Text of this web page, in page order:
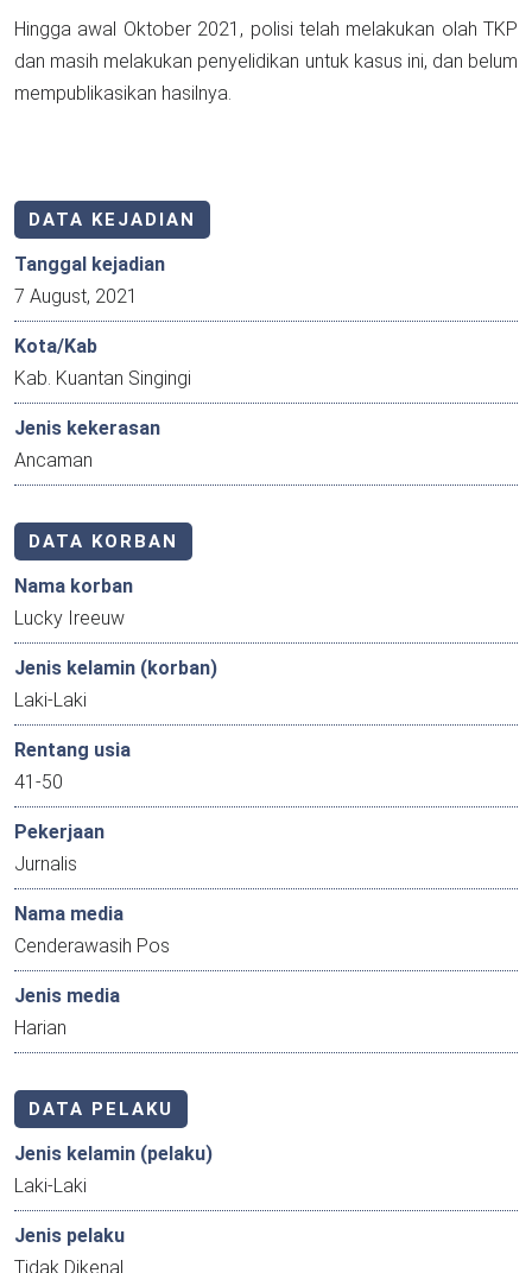
Hingga awal Oktober 2021, polisi telah melakukan olah TKP
dan masih melakukan penyelidikan untuk kasus ini, dan belum
mempublikasikan hasilnya.
DATA KEJADIAN
Tanggal kejadian
7 August, 2021
Kota/Kab
Kab. Kuantan Singingi
Jenis kekerasan
Ancaman
DATA KORBAN
Nama korban
Lucky Ireeuw
Jenis kelamin (korban)
Laki-Laki
Rentang usia
41-50
Pekerjaan
Jurnalis
Nama media
Cenderawasih Pos
Jenis media
Harian
DATA PELAKU
Jenis kelamin (pelaku)
Laki-Laki
Jenis pelaku
Tidak Dikenal